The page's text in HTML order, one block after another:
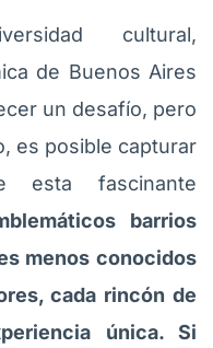
cultural,
de Buenos Aires
un desafío, pero
es posible capturar
esta fascinante
barrios
menos conocidos
cada rincón de
única. Si